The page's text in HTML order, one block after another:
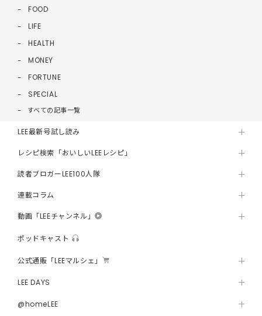
FOOD
LIFE
HEALTH
MONEY
FORTUNE
SPECIAL
すべての記事一覧
LEE最新号試し読み
レシピ検索「おいしいLEEレシピ」
読者ブロガーLEE100人隊
連載コラム
動画「LEEチャンネル」
ポッドキャスト
公式通販「LEEマルシェ」
LEE DAYS
@homeLEE